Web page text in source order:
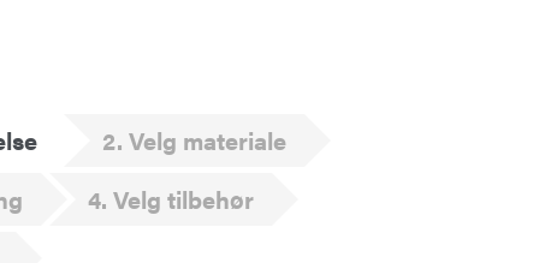
2 Velg materiale
4 Velg tilbehør